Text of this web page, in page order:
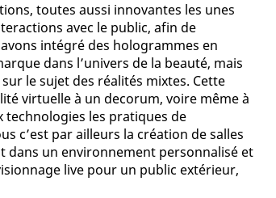
toutes aussi innovantes les unes
avec le public, afin de
intégré des hologrammes en
dans l’univers de la beauté, mais
le sujet des réalités mixtes. Cette
virtuelle à un decorum, voire même à
technologies les pratiques de
c’est par ailleurs la création de salles
dans un environnement personnalisé et
live pour un public extérieur,